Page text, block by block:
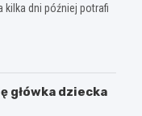
kilka dni później potrafi
główka dziecka